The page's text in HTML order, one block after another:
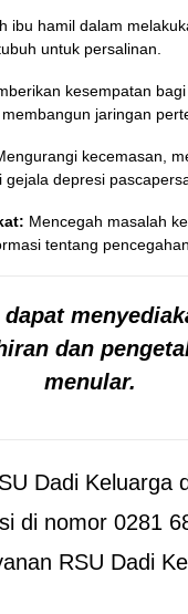
ibu hamil dalam
untuk persalinan.
kesempatan
jaringan
kecemasan,
depresi
Mencegah masalah
tentang
dan
menular.
Dadi Keluarga
di nomor 0281
RSU Dadi